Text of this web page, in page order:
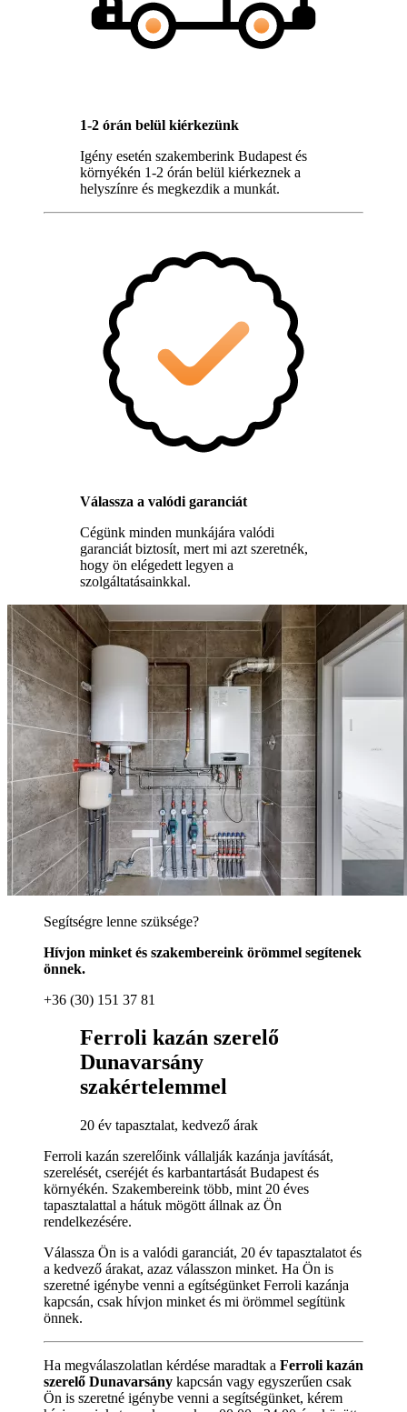
1-2 órán belül kiérkezünk
Igény esetén szakemberink Budapest és
környékén 1-2 órán belül kiérkeznek a
helyszínre és megkezdik a munkát.
Válassza a valódi garanciát
Cégünk minden munkájára valódi
garanciát biztosít, mert mi azt szeretnék,
hogy ön elégedett legyen a
szolgáltatásainkkal.
Segítségre lenne szüksége?
Hívjon minket és szakembereink örömmel segítenek
önnek.
+36 (30) 151 37 81
Ferroli kazán szerelő
Dunavarsány
szakértelemmel
20 év tapasztalat, kedvező árak
Ferroli kazán szerelőink vállalják kazánja javítását,
szerelését, cseréjét és karbantartását Budapest és
környékén. Szakembereink több, mint 20 éves
tapasztalattal a hátuk mögött állnak az Ön
rendelkezésére.
Válassza Ön is a valódi garanciát, 20 év tapasztalatot és
a kedvező árakat, azaz válasszon minket. Ha Ön is
szeretné igénybe venni a egítségünket Ferroli kazánja
kapcsán, csak hívjon minket és mi örömmel segítünk
önnek.
Ha megválaszolatlan kérdése maradtak a Ferroli kazán
szerelő Dunavarsány kapcsán vagy egyszerűen csak
Ön is szeretné igénybe venni a segítségünket, kérem